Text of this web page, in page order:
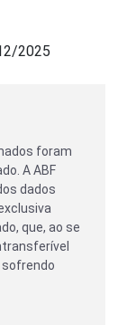
2025
foram
A ABF
dados
que, ao se
sofrendo